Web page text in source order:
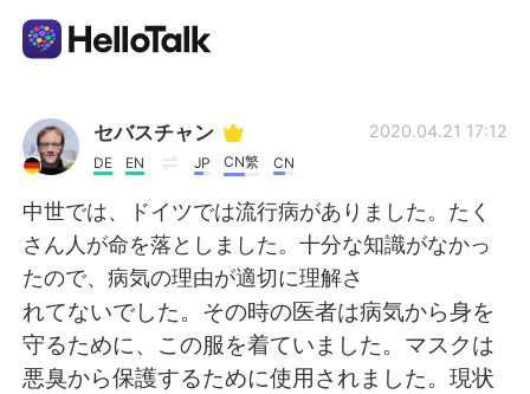
언어 교환 앱
AI Grammar Checker
한국어
English 简体中文
セバスチャン
DE EN JP CN繁 CN
2020.04.21 17:12
中世では、ドイツでは流行病がありました。たく
さん人が命を落としました。十分な知識がなかっ
たので、病気の理由が適切に理解さ
れてないでした。その時の医者は病気から身を
守るために、この服を着ていました。マスクは
悪臭から保護するために使用されました。現状